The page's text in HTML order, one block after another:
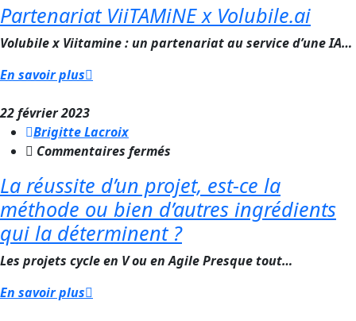
ViiTAMiNE
x
Partenariat ViiTAMiNE x Volubile.ai
Volubile x Viitamine : un partenariat au service d’une IA…
En savoir plus
22 février 2023
Brigitte Lacroix
Commentaires fermés
réussite
d’un
projet,
est-
ce
La réussite d’un projet, est-ce la
méthode ou bien d’autres ingrédients
qui la déterminent ?
Les projets cycle en V ou en Agile Presque tout…
En savoir plus